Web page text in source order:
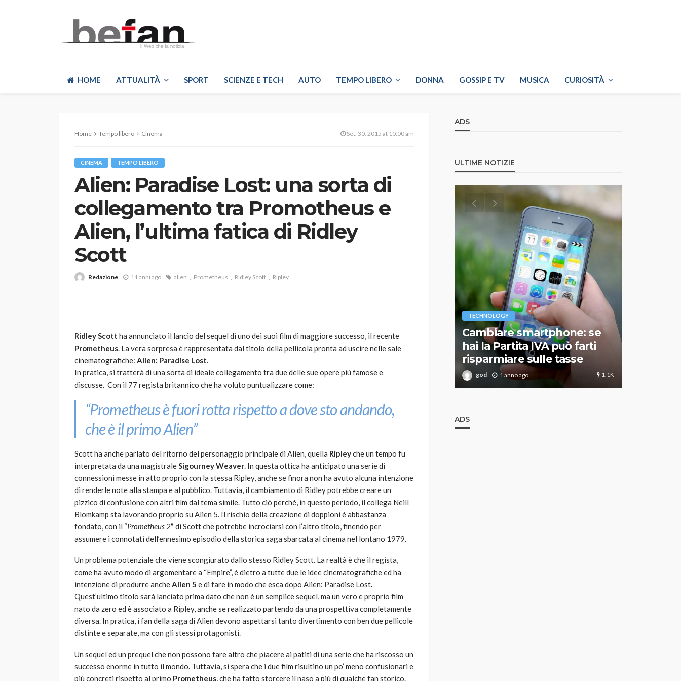
HOME ATTUALITÀ SPORT SCIENZE E TECH AUTO TEMPO LIBERO DONNA GOSSIP E TV MUSICA CURIOSITÀ
Home Tempo libero Cinema Set. 30, 2015 at 10:00 am
CINEMA TEMPO LIBERO
Alien: Paradise Lost: una sorta di
collegamento tra Promotheus e
Alien, l’ultima fatica di Ridley
Scott
Redazione 11 anni ago alien Prometheus Ridley Scott Ripley
Ridley Scott ha annunciato il lancio del sequel di uno dei suoi film di maggiore successo, il recente
Prometheus. La vera sorpresa è rappresentata dal titolo della pellicola pronta ad uscire nelle sale
cinematografiche: Alien: Paradise Lost.
In pratica, si tratterà di una sorta di ideale collegamento tra due delle sue opere più famose e
discusse. Con il 77 regista britannico che ha voluto puntualizzare come:
“Prometheus è fuori rotta rispetto a dove sto andando,
che è il primo Alien”
Scott ha anche parlato del ritorno del personaggio principale di Alien, quella Ripleyche un tempo fu
interpretata da una magistraleSigourney Weaver. In questa ottica ha anticipato una serie di
connessioni messe in atto proprio con la stessa Ripley, anche se finora non ha avuto alcuna intenzione
di renderle note alla stampa e al pubblico. Tuttavia, il cambiamento di Ridley potrebbe creare un
pizzico di confusione con altri film dal tema simile. Tutto ciò perché, in questo periodo, il collega Neill
Blomkamp sta lavorando proprio su Alien 5. Il rischio della creazione di doppioni è abbastanza
fondato, con il “Prometheus 2” di Scott che potrebbe incrociarsi con l’altro titolo, finendo per
assumere i connotati dell’ennesimo episodio della storica saga sbarcata al cinema nel lontano 1979.
Un problema potenziale che viene scongiurato dallo stesso Ridley Scott. La realtà è che il regista,
come ha avuto modo di argomentare a “Empire”, è dietro a tutte due le idee cinematografiche ed ha
intenzione di produrre ancheAlien 5 e di fare in modo che esca dopo Alien: Paradise Lost.
Quest’ultimo titolo sarà lanciato prima dato che non è un semplice sequel, ma un vero e proprio film
nato da zero ed è associato a Ripley, anche se realizzato partendo da una prospettiva completamente
diversa. In pratica, i fan della saga di Alien devono aspettarsi tanto divertimento con ben due pellicole
distinte e separate, ma con gli stessi protagonisti.
Un sequel ed un prequel che non possono fare altro che piacere ai patiti di una serie che ha riscosso un
successo enorme in tutto il mondo. Tuttavia, si spera che i due film risultino un po’ meno confusionari e
più concreti rispetto al primo Prometheus, che ha fatto storcere il naso a più di qualche fan storico.
ADS
ULTIME NOTIZIE
Robot tagliaerba: quale
scegliere per il tuo prato
god 1 anno ago 789
passione per
l’automobilismo
god 9 mesi ago
TECHNOLOGY
Cambiare smartphone: se
hai la Partita IVA può farti
risparmiare sulle tasse
god 1 anno ago 1.1K
ADS